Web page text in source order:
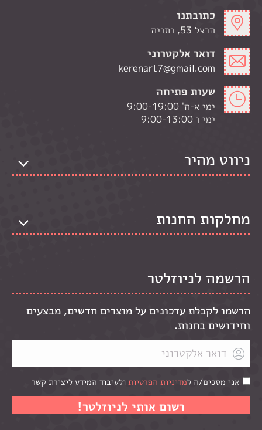
כתובתנו
הרצל 53, נתניה
דואר אלקטרוני
kerenart7@gmail.com
שעות פתיחה
ימי א-ה' 9:00-19:00
ימי ו 9:00-13:00
ניווט מהיר
מחלקות החנות
הרשמה לניוזלטר
הרשמו לקבלת עדכונים על מוצרים חדשים, מבצעים
וחידושים בחנות.
אני מסכים/ה למדיניות הפרטיות ולעיבוד המידע ליצירת קשר